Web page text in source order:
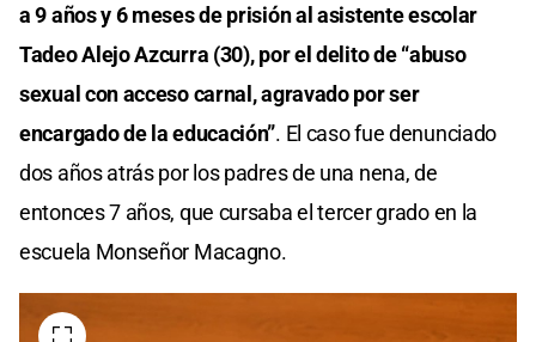
a 9 años y 6 meses de prisión al asistente escolar
Tadeo Alejo Azcurra (30), por el delito de “abuso
sexual con acceso carnal, agravado por ser
encargado de la educación”. El caso fue denunciado
dos años atrás por los padres de una nena, de
entonces 7 años, que cursaba el tercer grado en la
escuela Monseñor Macagno.